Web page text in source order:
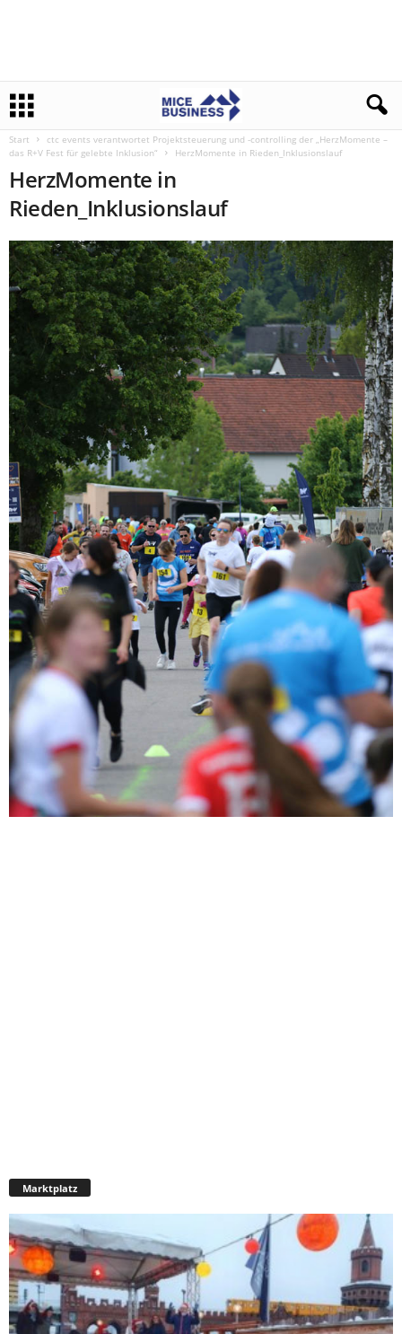
Start
ctc events verantwortet Projektsteuerung und -controlling der „HerzMomente –
das R+V Fest für gelebte Inklusion“
HerzMomente in Rieden_Inklusionslauf
HerzMomente in
Rieden_Inklusionslauf
Marktplatz